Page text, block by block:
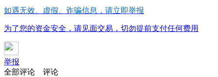
如遇无效、虚假、诈骗信息，请立即举报
为了您的资金安全，请见面交易，切勿提前支付任何费用
举报
全部评论
评论